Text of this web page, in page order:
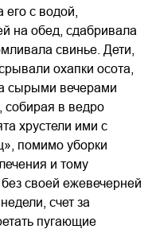
с водой,
на обед, сдабривала
свинье. Дети,
охапки осота,
сырыми вечерами
собирая в ведро
хрустели ими с
помимо уборки
и тому
своей ежевечерней
счет за
пугающие